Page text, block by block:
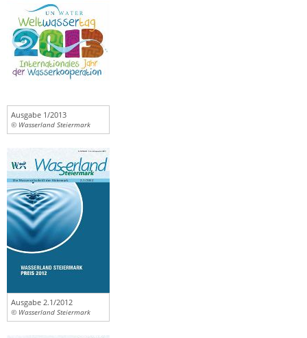
Ausgabe 1/2013
© Wasserland Steiermark
Ausgabe 2.1/2012
© Wasserland Steiermark